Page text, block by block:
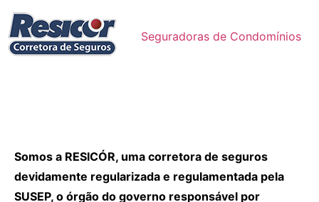
Seguradoras de Condomínios
Somos a RESICÓR, uma corretora de seguros
devidamente regularizada e regulamentada pela
SUSEP, o órgão do governo responsável por